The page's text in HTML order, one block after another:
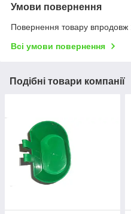
Умови повернення
Повернення товару впродовж
Всі умови повернення
Подібні товари компанії